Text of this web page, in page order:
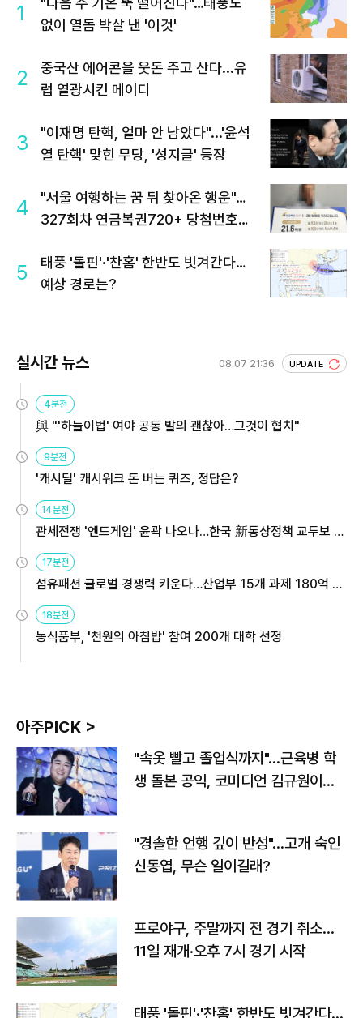
1
없이 열돔 박살 낸 '이것'
2
중국산 에어콘을 웃돈 주고 산다...유
럽 열광시킨 메이디
3
"이재명 탄핵, 얼마 안 남았다"...'윤석
열 탄핵' 맞힌 무당, '성지글' 등장
4
"서울 여행하는 꿈 뒤 찾아온 행운"…
327회차 연금복권720+ 당첨번호조
5
태풍 '돌핀'·'찬홈' 한반도 빗겨간다…
예상 경로는?
실시간 뉴스 08.07 21:36 UPDATE
4분전
與 "'하늘이법' 여야 공동 발의 괜찮아…그것이 협치"
9분전
'캐시딜' 캐시워크 돈 버는 퀴즈, 정답은?
14분전
관세전쟁 '엔드게임' 윤곽 나오나…한국 新통상정책 교두보 활
17분전
섬유패션 글로벌 경쟁력 키운다…산업부 15개 과제 180억 지
18분전
농식품부, '천원의 아침밥' 참여 200개 대학 선정
아주PICK >
"속옷 빨고 졸업식까지"…근육병 학
생 돌본 공익, 코미디언 김규원이었
"경솔한 언행 깊이 반성"…고개 숙인
신동엽, 무슨 일이길래?
프로야구, 주말까지 전 경기 취소…
11일 재개·오후 7시 경기 시작
태풍 '돌핀'·'찬홈' 한반도 빗겨간다…